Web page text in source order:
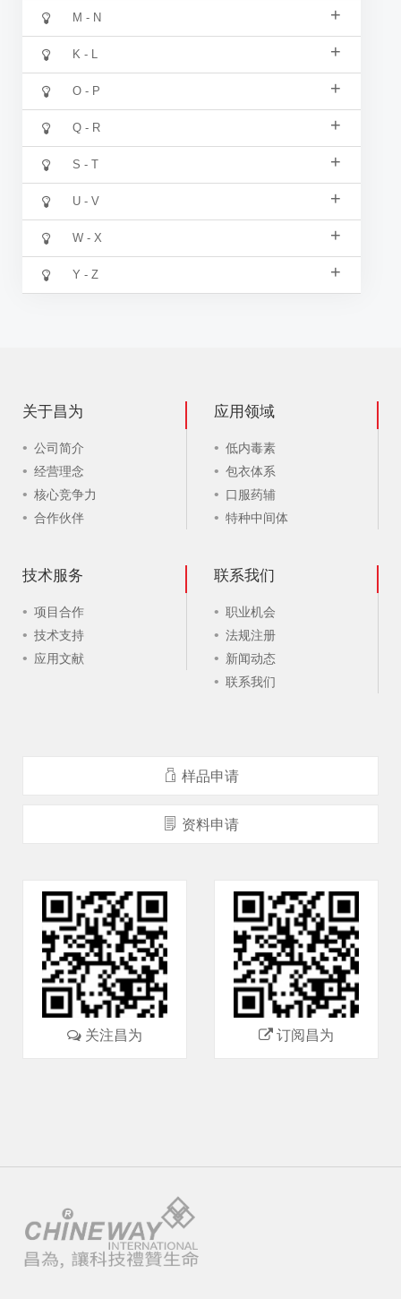
M - N +
K - L +
O - P +
Q - R +
S - T +
U - V +
W - X +
Y - Z +
关于昌为
公司简介
经营理念
核心竞争力
合作伙伴
应用领域
低内毒素
包衣体系
口服药辅
特种中间体
技术服务
项目合作
技术支持
应用文献
联系我们
职业机会
法规注册
新闻动态
联系我们
样品申请
资料申请
关注昌为 订阅昌为